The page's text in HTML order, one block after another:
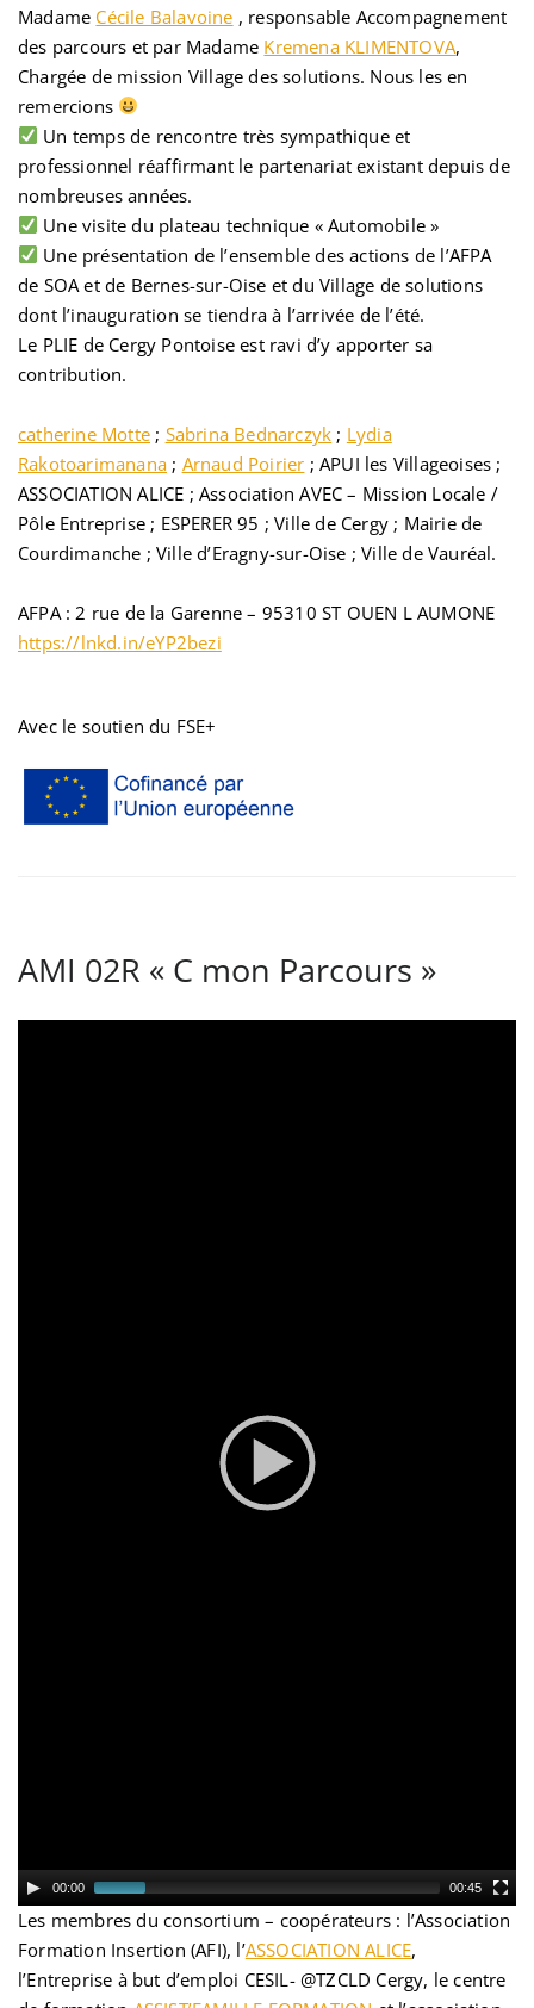
Madame Cécile Balavoine , responsable Accompagnement
des parcours et par Madame Kremena KLIMENTOVA,
Chargée de mission Village des solutions. Nous les en
remercions
Un temps de rencontre très sympathique et
professionnel réaffirmant le partenariat existant depuis de
nombreuses années.
Une visite du plateau technique « Automobile »
Une présentation de l’ensemble des actions de l’AFPA
de SOA et de Bernes-sur-Oise et du Village de solutions
dont l’inauguration se tiendra à l’arrivée de l’été.
Le PLIE de Cergy Pontoise est ravi d’y apporter sa
contribution.
catherine Motte ; Sabrina Bednarczyk ; Lydia
Rakotoarimanana ; Arnaud Poirier ; APUI les Villageoises ;
ASSOCIATION ALICE ; Association AVEC – Mission Locale /
Pôle Entreprise ; ESPERER 95 ; Ville de Cergy ; Mairie de
Courdimanche ; Ville d’Eragny-sur-Oise ; Ville de Vauréal.
AFPA : 2 rue de la Garenne – 95310 ST OUEN L AUMONE
https://lnkd.in/eYP2bezi
Avec le soutien du FSE+
AMI 02R « C mon Parcours »
00:00 00:45
Les membres du consortium – coopérateurs : l’Association
Formation Insertion (AFI), l’ASSOCIATION ALICE,
l’Entreprise à but d’emploi CESIL- @TZCLD Cergy, le centre